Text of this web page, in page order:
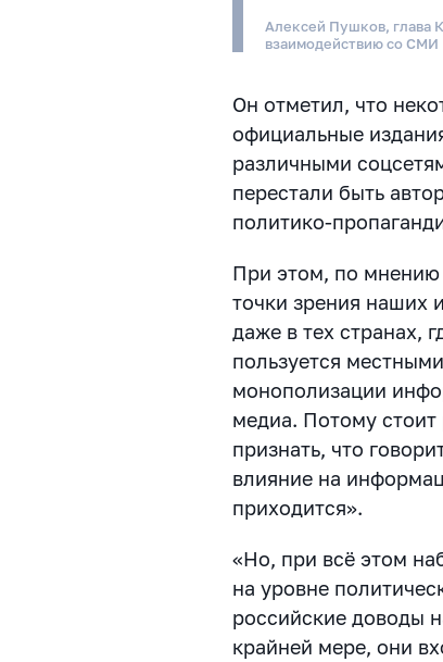
Алексей Пушков, глава
взаимодействию со СМИ
Он отметил, что
официальные
различными
перестали быть
политико-
При этом, по
точки зрения наших
даже в тех странах,
пользуется
монополизации
медиа. Потому стоит
признать, что
влияние на
приходится».
«Но, при всё этом
на уровне
российские доводы
крайней мере, они